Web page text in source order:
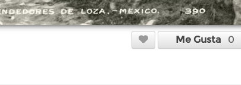
Me Gusta 0